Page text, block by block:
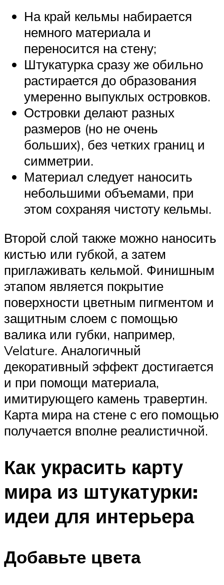
На край кельмы набирается
немного материала и
переносится на стену;
Штукатурка сразу же обильно
растирается до образования
умеренно выпуклых островков.
Островки делают разных
размеров (но не очень
больших), без четких границ и
симметрии.
Материал следует наносить
небольшими объемами, при
этом сохраняя чистоту кельмы.
Второй слой также можно наносить
кистью или губкой, а затем
приглаживать кельмой. Финишным
этапом является покрытие
поверхности цветным пигментом и
защитным слоем с помощью
валика или губки, например,
Velature. Аналогичный
декоративный эффект достигается
и при помощи материала,
имитирующего камень травертин.
Карта мира на стене с его помощью
получается вполне реалистичной.
Как украсить карту
мира из штукатурки:
идеи для интерьера
Добавьте цвета